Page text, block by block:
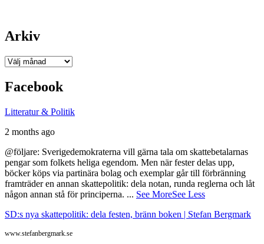
Arkiv
Arkiv
Facebook
Litteratur & Politik
2 months ago
@följare: Sverigedemokraterna vill gärna tala om skattebetalarnas
pengar som folkets heliga egendom. Men när fester delas upp,
böcker köps via partinära bolag och exemplar går till förbränning
framträder en annan skattepolitik: dela notan, runda reglerna och låt
någon annan stå för principerna. ... See MoreSee Less
SD:s nya skattepolitik: dela festen, bränn boken | Stefan Bergmark
www.stefanbergmark.se